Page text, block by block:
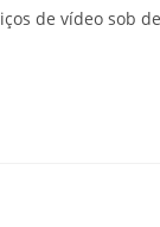
de vídeo sob